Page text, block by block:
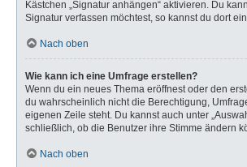
Kästchen „Signatur anhängen“ aktivieren. Du
Signatur verfassen möchtest, so kannst du dort
Nach oben
Wie kann ich eine Umfrage erstellen?
Wenn du ein neues Thema eröffnest oder den
du wahrscheinlich nicht die Berechtigung,
eigenen Zeile steht. Du kannst auch unter
schließlich, ob die Benutzer ihre Stimme ändern
Nach oben